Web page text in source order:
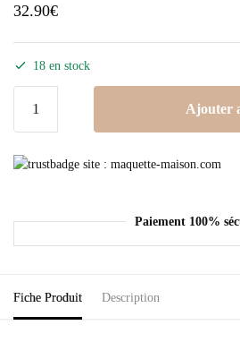
32.90€
18 en stock
Ajouter
Paiement 100%
Fiche Produit Description